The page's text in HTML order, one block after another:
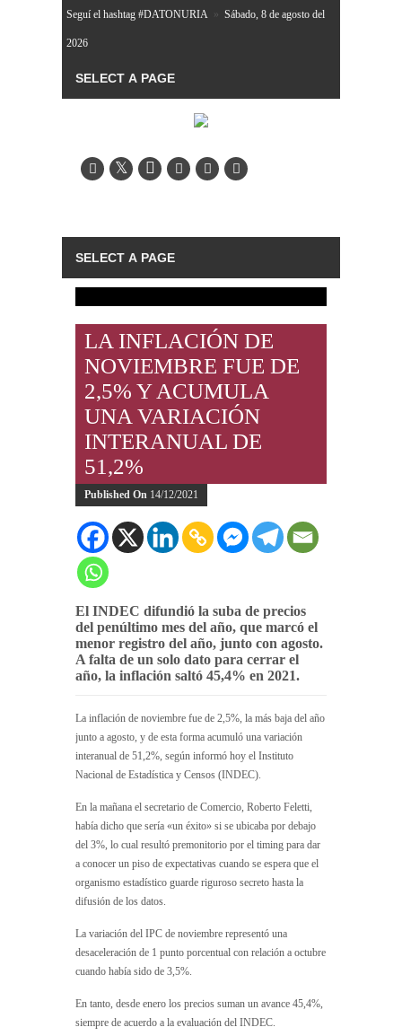
Seguí el hashtag #DATONURIA » Sábado, 8 de agosto del
2026
LA INFLACIÓN DE
NOVIEMBRE FUE DE
2,5% Y ACUMULA
UNA VARIACIÓN
INTERANUAL DE
51,2%
Published On 14/12/2021
El INDEC difundió la suba de precios
del penúltimo mes del año, que marcó el
menor registro del año, junto con agosto.
A falta de un solo dato para cerrar el
año, la inflación saltó 45,4% en 2021.
La inflación de noviembre fue de 2,5%, la más baja del año
junto a agosto, y de esta forma acumuló una variación
interanual de 51,2%, según informó hoy el Instituto
Nacional de Estadística y Censos (INDEC).
En la mañana el secretario de Comercio, Roberto Feletti,
había dicho que sería «un éxito» si se ubicaba por debajo
del 3%, lo cual resultó premonitorio por el timing para dar
a conocer un piso de expectativas cuando se espera que el
organismo estadístico guarde riguroso secreto hasta la
difusión de los datos.
La variación del IPC de noviembre representó una
desaceleración de 1 punto porcentual con relación a octubre
cuando había sido de 3,5%.
En tanto, desde enero los precios suman un avance 45,4%,
siempre de acuerdo a la evaluación del INDEC.